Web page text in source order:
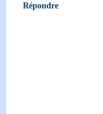
Répondre